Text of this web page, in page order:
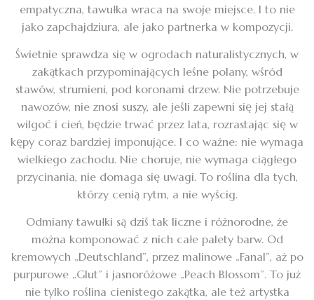
empatyczna, tawułka wraca na swoje miejsce. I to nie
jako zapchajdziura, ale jako partnerka w kompozycji.
Świetnie sprawdza się w ogrodach naturalistycznych, w
zakątkach przypominających leśne polany, wśród
stawów, strumieni, pod koronami drzew. Nie potrzebuje
nawozów, nie znosi suszy, ale jeśli zapewni się jej stałą
wilgoć i cień, będzie trwać przez lata, rozrastając się w
kępy coraz bardziej imponujące. I co ważne: nie wymaga
wielkiego zachodu. Nie choruje, nie wymaga ciągłego
przycinania, nie domaga się uwagi. To roślina dla tych,
którzy cenią rytm, a nie wyścig.
Odmiany tawułki są dziś tak liczne i różnorodne, że
można komponować z nich całe palety barw. Od
kremowych „Deutschland”, przez malinowe „Fanal”, aż po
purpurowe „Glut” i jasnoróżowe „Peach Blossom”. To już
nie tylko roślina cienistego zakątka, ale też artystka